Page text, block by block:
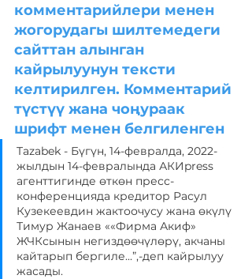
комментарийлери менен
жогорудагы шилтемедеги
сайттан алынган
кайрылуунун тексти
келтирилген. Комментарий
түстүү жана чоңураак
шрифт менен белгиленген
Tazabek - Бүгүн, 14-февралда, 2022-
жылдын 14-февралында АКИpress
агенттигинде өткөн пресс-
конференцияда кредитор Расул
Кузекеевдин жактоочусу жана өкүлү
Тимур Жанаев ««Фирма Акиф»
ЖЧКсынын негиздөөчүлөрү, акчаны
кайтарып бергиле...”,-деп кайрылуу
жасады.